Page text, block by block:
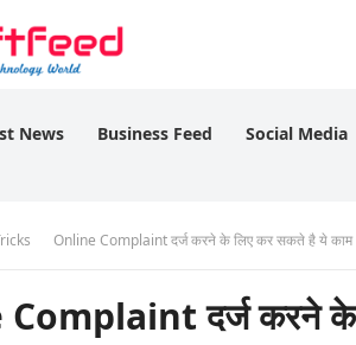
News Business Feed Social Media
Online Complaint दर्ज करने के लिए कर सकते है ये काम
दर्ज करने के